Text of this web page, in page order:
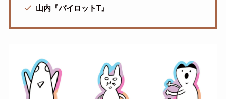
山内『パイロットT』